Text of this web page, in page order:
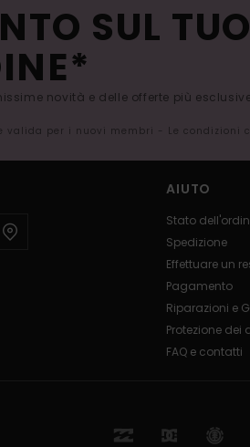
SUL TUO
novità e delle offerte più
valida per i nuovi membri - Le condizioni
AIUTO
Stato
Spedizione
Effettuare un
Pagamento
Riparazioni e
Protezione dei
FAQ e contatti